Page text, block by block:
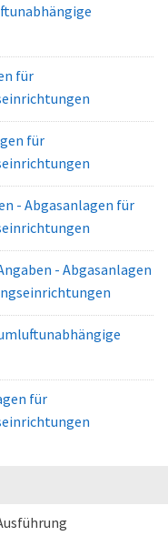
für
für
- Abgasanlagen für
- Abgasanlagen
für